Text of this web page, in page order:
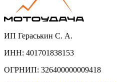
ИП Гераськин С. А.
ИНН: 401701838153
ОГРНИП: 326400000009418